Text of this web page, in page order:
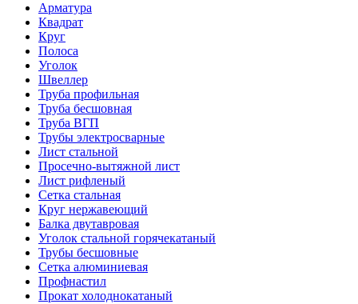
Арматура
Квадрат
Круг
Полоса
Уголок
Швеллер
Труба профильная
Труба бесшовная
Труба ВГП
Трубы электросварные
Лист стальной
Просечно-вытяжной лист
Лист рифленый
Сетка стальная
Круг нержавеющий
Балка двутавровая
Уголок стальной горячекатаный
Трубы бесшовные
Сетка алюминиевая
Профнастил
Прокат холоднокатаный